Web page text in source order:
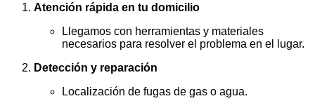
Atención rápida en tu domicilio
Llegamos con herramientas y materiales
necesarios para resolver el problema en el lugar.
Detección y reparación
Localización de fugas de gas o agua.